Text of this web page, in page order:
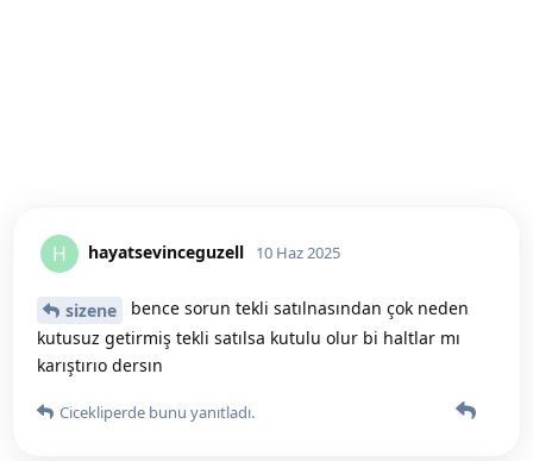
H hayatsevinceguzell 10 Haz 2025
sizene
bence sorun tekli satılnasından çok neden
kutusuz getirmiş tekli satılsa kutulu olur bi haltlar mı
karıştırıo dersın
Cicekliperde bunu yanıtladı.